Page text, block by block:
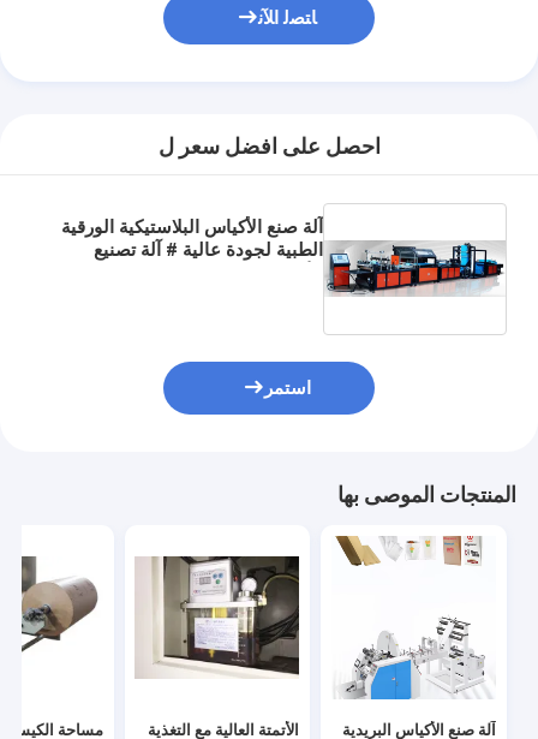
ﺎﺘﺼﻟ ﺍﻶﻧ
احصل على افضل سعر ل
آلة صنع الأكياس البلاستيكية الورقية
الطبية لجودة عالية # آلة تصنيع
استمر
المنتجات الموصى بها
آلة صنع الأكياس البريدية الأتمتة العالية مع التغذية